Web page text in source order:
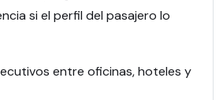
si el perfil del pasajero lo
entre oficinas, hoteles y